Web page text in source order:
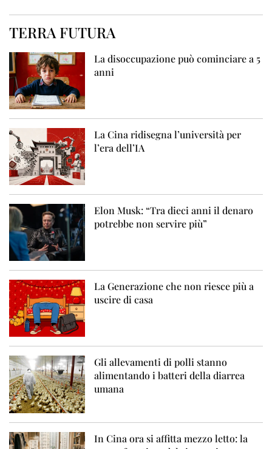
TERRA FUTURA
La disoccupazione può cominciare a 5
anni
La Cina ridisegna l’università per
l’era dell’IA
Elon Musk: “Tra dieci anni il denaro
potrebbe non servire più”
La Generazione che non riesce più a
uscire di casa
Gli allevamenti di polli stanno
alimentando i batteri della diarrea
umana
In Cina ora si affitta mezzo letto: la